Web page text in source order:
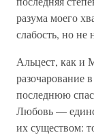
разума моего
слабость, но не
Альцест, как и
разочарование
последнюю
Любовь —
их существом: